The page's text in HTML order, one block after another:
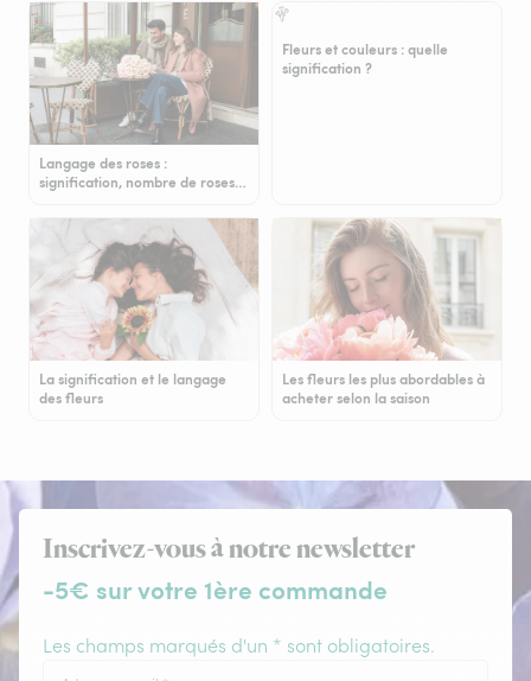
Langage des roses :
signification, nombre de roses…
Fleurs et couleurs : quelle
signification ?
La signification et le langage
des fleurs
Les fleurs les plus abordables à
acheter selon la saison
Inscrivez-vous à notre newsletter
-5€ sur votre 1ère commande
Les champs marqués d'un * sont obligatoires.